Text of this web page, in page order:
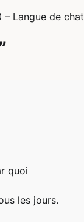
– Langue de chat
quoi
les jours.